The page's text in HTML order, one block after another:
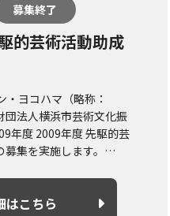
募集終了
的芸術活動助成
・ヨコハマ（略称：
団法人横浜市芸術文化振
年度 2009年度 先駆的芸
集を実施します。
はこちら